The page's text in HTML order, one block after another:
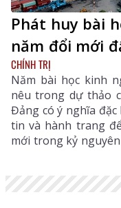
Phát huy bài
năm đổi mới
CHÍNH TRỊ
Năm bài học kinh
nêu trong dự thảo
Đảng có ý nghĩa
tin và hành trang
mới trong kỷ